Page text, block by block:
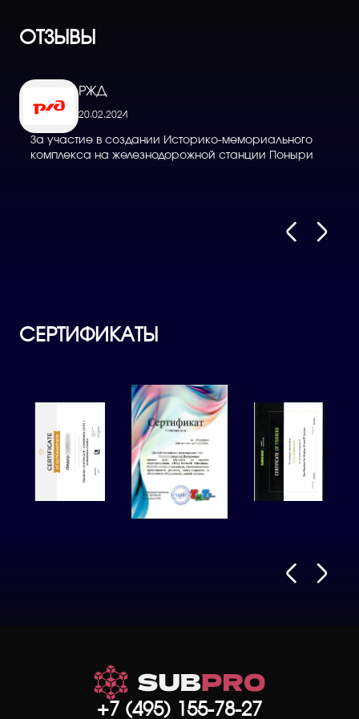
ОТЗЫВЫ
РЖД
20.02.2024
За участие в создании Историко-мемориального
комплекса на железнодорожной станции Поныри
СЕРТИФИКАТЫ
+7 (495) 155-78-27